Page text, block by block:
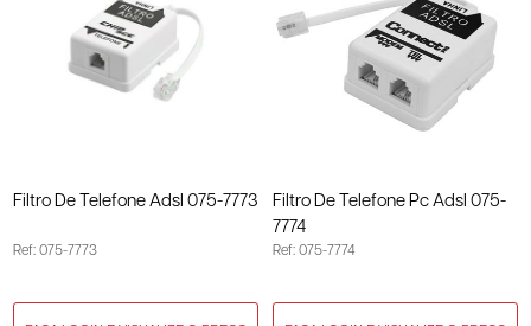
Filtro De Telefone Adsl 075-7773
Ref: 075-7773
Filtro De Telefone Pc Adsl 075-
7774
Ref: 075-7774